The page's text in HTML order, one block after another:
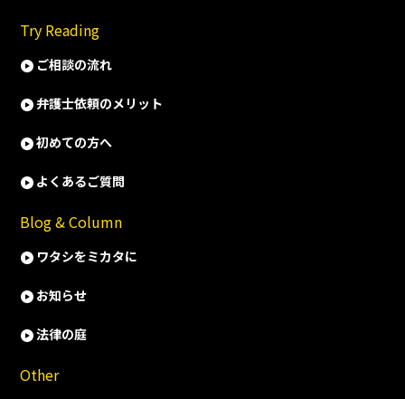
Try Reading
ご相談の流れ
弁護士依頼のメリット
初めての方へ
よくあるご質問
Blog & Column
ワタシをミカタに
お知らせ
法律の庭
Other